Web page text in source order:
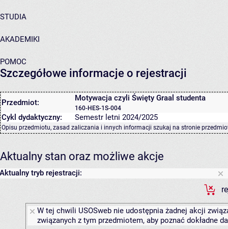
STUDIA
AKADEMIKI
POMOC
Szczegółowe informacje o rejestracji
Przedmiot: Motywacja czyli Święty Graal studenta
160-HES-1S-004
Cykl dydaktyczny: Semestr letni 2024/2025
Opisu przedmiotu, zasad zaliczania i innych informacji szukaj na stronie
Aktualny stan oraz możliwe akcje
Aktualny tryb rejestracji:
W tej chwili USOSweb nie udostępnia żadnej akcji
związanych z tym przedmiotem, aby poznać dokładne